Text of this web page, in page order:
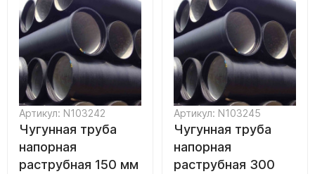
Артикул: N103242
Чугунная труба
напорная
раструбная 150 мм
Артикул: N103245
Чугунная труба
напорная
раструбная 300